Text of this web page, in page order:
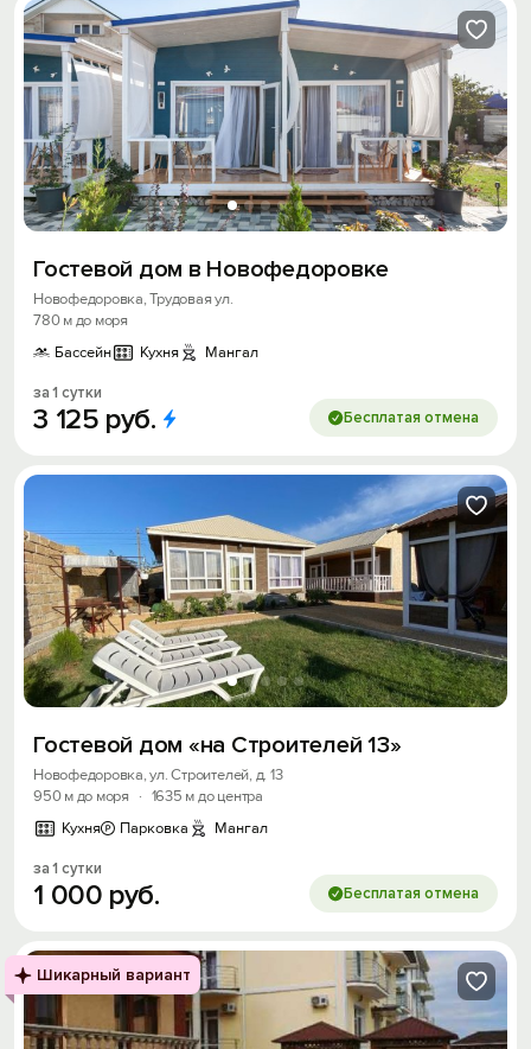
Гостевой дом в Новофедоровке
Новофедоровка, Трудовая ул.
780 м до моря
Бассейн
Кухня Мангал
за 1 сутки
3 125 руб. Бесплатая отмена
Гостевой дом «на Строителей 13»
Новофедоровка, ул. Строителей, д. 13
950 м до моря
· 1635 м до центра
Кухня
Парковка Мангал
за 1 сутки
1 000 руб. Бесплатая отмена
Шикарный вариант